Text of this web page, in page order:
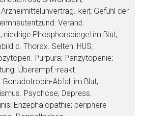
keit; Gefühl der
Veränd.
niedrige Phosphorspiegel im Blut;
d. Thorax. Selten: HUS;
Purpura; Panzytopenie;
Überempf.-reakt.
Gonadotropin-Abfall im Blut;
Psychose; Depress.
Enzephalopathie; periphere